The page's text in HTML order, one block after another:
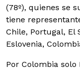
(78º), quienes se
tiene
Chile, Portugal, El
Eslovenia,
Por Colombia solo